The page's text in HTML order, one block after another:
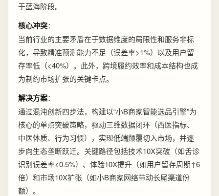
于蓝海阶段。
核心冲突：
当前行业的主要矛盾在于数据维度的局限性和服务非标
化，导致精准预测能力不足（误差率>1%）以及用户留
存率低（<40%）。此外，跨境履约效率和成本结构也成
为制约市场扩张的关键卡点。
解决方案：
通过混沌创新四步法，构建以“小B商家智能选品引擎”为
核心的单点突破策略，驱动三维数据闭环（西医指标、
中医体质、行为习惯），实现低端颠覆切入市场，并逐
步向生态垄断跃迁。关键路径包括技术10X突破（如舌诊
识别误差率<0.5%）、体验10X提升（如用户留存周期↑6
倍）和市场10X扩张（如小B商家网络带动长尾渠道份
额）。